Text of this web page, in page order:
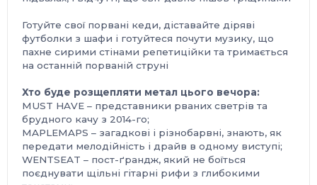
Готуйте свої порвані кеди, діставайте діряві
футболки з шафи і готуйтеся почути музику, що
пахне сирими стінами репетиційки та тримається
на останній порваній струні
Хто буде розщепляти метал цього вечора:
MUST HAVE – представники рваних светрів та
брудного качу з 2014-го;
MAPLEMAPS – загадкові і різнобарвні, знають, як
передати мелодійність і драйв в одному виступі;
WENTSEAT – пост-ґрандж, який не боїться
поєднувати щільні гітарні рифи з глибокими